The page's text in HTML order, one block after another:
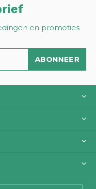
en promoties
ABONNEER